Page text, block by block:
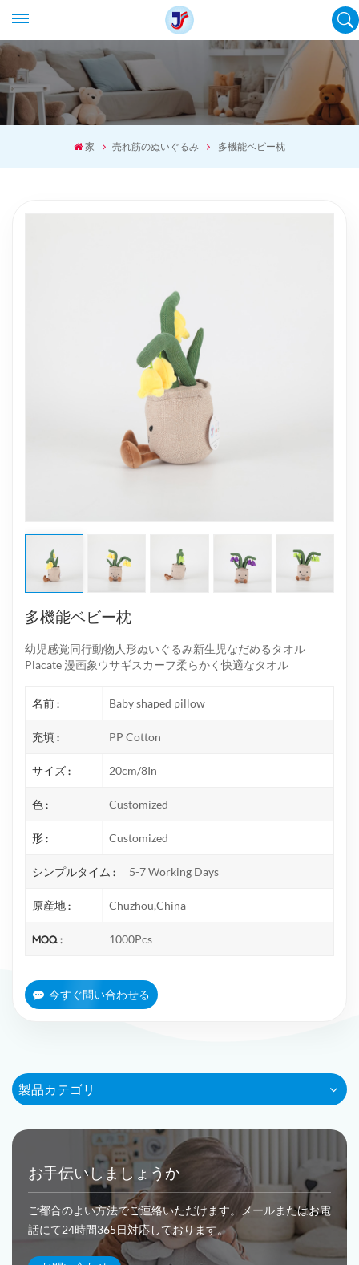
家 売れ筋のぬいぐるみ 多機能ベビー枕
多機能ベビー枕
幼児感覚同行動物人形ぬいぐるみ新生児なだめるタオル
Placate 漫画象ウサギスカーフ柔らかく快適なタオル
名前 : Baby shaped pillow
充填 : PP Cotton
サイズ : 20cm/8In
色 : Customized
形 : Customized
シンプルタイム : 5-7 Working Days
原産地 : Chuzhou,China
MOQ : 1000Pcs
今すぐ問い合わせる
製品カテゴリ
お手伝いしましょうか
ご都合のよい方法でご連絡いただけます。メールまたはお電
話にて24時間365日対応しております。